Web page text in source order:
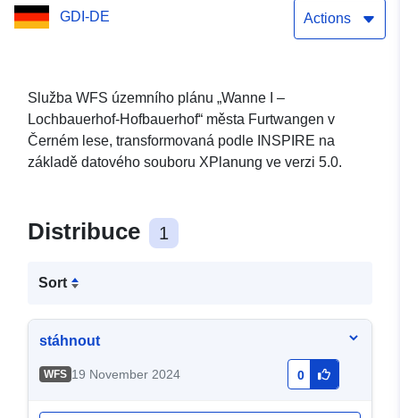
GDI-DE Actions
Služba WFS územního plánu „Wanne I –
Lochbauerhof-Hofbauerhof“ města Furtwangen v
Černém lese, transformovaná podle INSPIRE na
základě datového souboru XPlanung ve verzi 5.0.
Distribuce 1
Sort
stáhnout
WFS 19 November 2024 0